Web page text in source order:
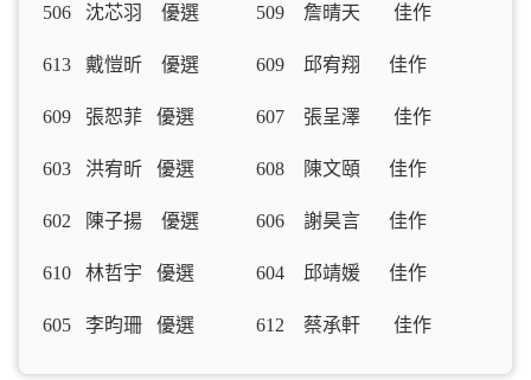
506 沈芯羽 優選 509 詹晴天 佳作
613 戴愷昕 優選 609 邱宥翔 佳作
609 張恕菲 優選 607 張呈澤 佳作
603 洪宥昕 優選 608 陳文頤 佳作
602 陳子揚 優選 606 謝昊言 佳作
610 林哲宇 優選 604 邱靖媛 佳作
605 李昀珊 優選 612 蔡承軒 佳作